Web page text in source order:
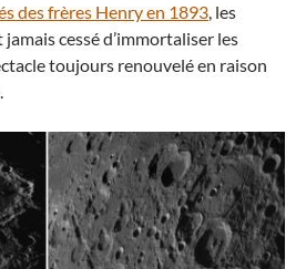
des frères Henry en 1893, les
cessé d’immortaliser les
toujours renouvelé en raison